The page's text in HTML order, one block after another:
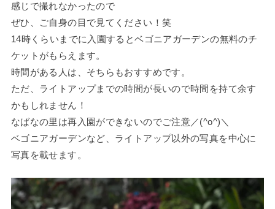
感じで撮れなかったので
ぜひ、ご自身の目で見てください！笑
14時くらいまでに入園するとベゴニアガーデンの無料のチ
ケットがもらえます。
時間がある人は、そちらもおすすめです。
ただ、ライトアップまでの時間が長いので時間を持て余す
かもしれません！
なばなの里は再入園ができないのでご注意／(^o^)＼
ベゴニアガーデンなど、ライトアップ以外の写真を中心に
写真を載せます。